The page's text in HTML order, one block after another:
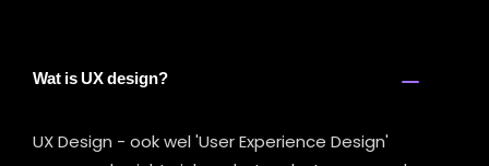
Wat is UX design?
UX Design - ook wel 'User Experience Design'